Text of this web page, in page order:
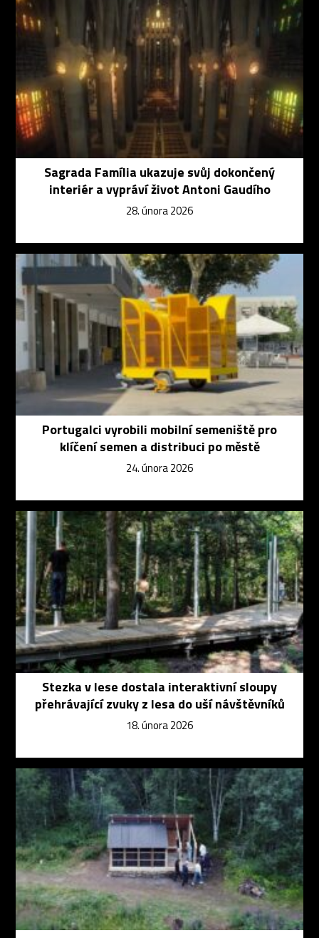
Sagrada Família ukazuje svůj dokončený
interiér a vypráví život Antoni Gaudího
28. února 2026
Portugalci vyrobili mobilní semeniště pro
klíčení semen a distribuci po městě
24. února 2026
Stezka v lese dostala interaktivní sloupy
přehrávající zvuky z lesa do uší návštěvníků
18. února 2026